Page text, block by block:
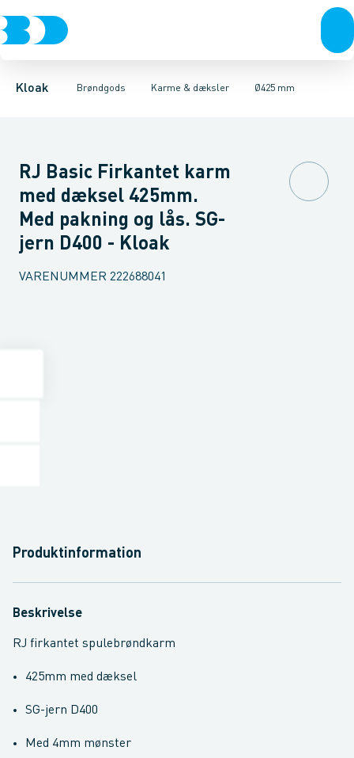
Kloak Brøndgods
Rør & fittingsBrønde BrøndgodsLinjeafvandingTanke,
Karme & dæksler
Kegler, dæksler & topringeKarme & dækslerØ425 mm
Ø280 mm Ø315 mmØ400 mmØ425 mmØ600 mm Ø800 mm
RJ Basic Firkantet karm
med dæksel 425mm.
Med pakning og lås. SG-
jern D400 - Kloak
VARENUMMER 222688041
Produktinformation
Beskrivelse
RJ firkantet spulebrøndkarm
425mm med dæksel
SG-jern D400
Med 4mm mønster